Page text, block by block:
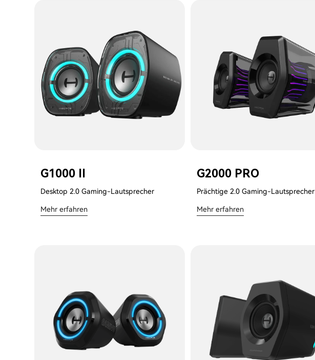
G1000 II
Desktop 2.0 Gaming-Lautsprecher
Mehr erfahren
G2000 PRO
Prächtige 2.0 Gaming-Lautsprecher
Mehr erfahren